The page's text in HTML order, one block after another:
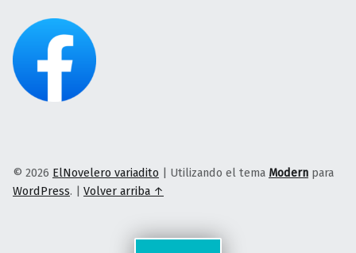
© 2026 ElNovelero variadito | Utilizando el tema Modern para
WordPress. | Volver arriba ↑